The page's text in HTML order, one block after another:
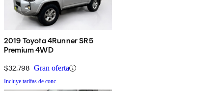
2019 Toyota 4Runner SR5
Premium 4WD
$32,798 Gran oferta
Incluye tarifas de conc.